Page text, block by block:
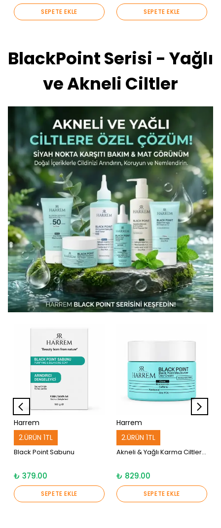
SEPETE EKLE SEPETE EKLE
BlackPoint Serisi - Yağlı
ve Akneli Ciltler
Harrem
2.ÜRÜN 1TL
Black Point Sabunu
₺ 379.00
SEPETE EKLE
Harrem
2.ÜRÜN 1TL
Akneli & Yağlı Karma Ciltler İçin Günlük Bakım Kremi Black P.int 50 Ml
₺ 829.00
SEPETE EKLE